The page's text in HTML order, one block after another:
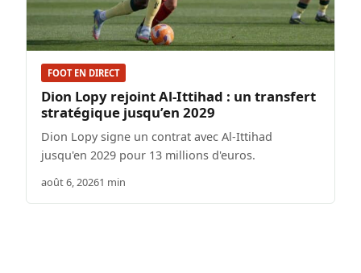
FOOT EN DIRECT
Dion Lopy rejoint Al-Ittihad : un transfert
stratégique jusqu’en 2029
Dion Lopy signe un contrat avec Al-Ittihad
jusqu'en 2029 pour 13 millions d'euros.
août 6, 20261 min